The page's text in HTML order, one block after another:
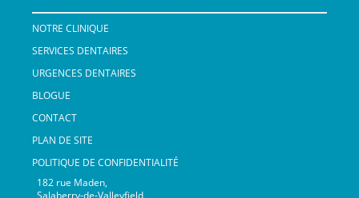
NOTRE CLINIQUE
SERVICES DENTAIRES
URGENCES DENTAIRES
BLOGUE
CONTACT
PLAN DE SITE
POLITIQUE DE CONFIDENTIALITÉ
182 rue Maden,